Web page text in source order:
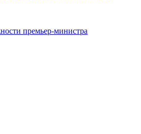
премьер-министра